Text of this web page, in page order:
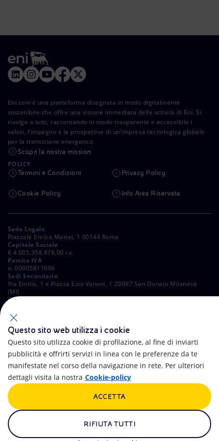
Eni.com è una piattaforma disegnata in modo digitalmente
sostenibile che offre una visione immediata delle attività di Eni. Si
rivolge a tutti, raccontando in modo trasparente e accessibile i
valori, l’impegno e le prospettive di un’impresa tecnologica globale
per la transizione energetica.
Scopri la nostra mission
POLICY
Termini e Condizioni Privacy Policy
Cookie Policy Info Area Riservata
Sede Legale
Piazzale Enrico Mattei, 1 00144 Roma
Capitale Sociale
€ 4.005.358.876,00 i.v.
Partita IVA
n. 00905811006
Sedi Secondarie
Via Emilia, 1 e Piazza Ezio Vanoni, 1 20097 San Donato Milanese
(MI)
C. Fiscale e Registro Imprese di Roma
ALTRI LINK
Accessibilità Calendario
Newsletter Intelligenza artificiale
Truffe e Phishing
Remit Alluvioni
Questo sito web utilizza i cookie
Questo sito utilizza cookie di profilazione, al fine di inviarti
pubblicità e offrirti servizi in linea con le preferenze da te
manifestate nel corso della navigazione in rete. Per ulteriori
dettagli visita la nostra Cookie-policy
RIFIUTA TUTTI
ACCETTA